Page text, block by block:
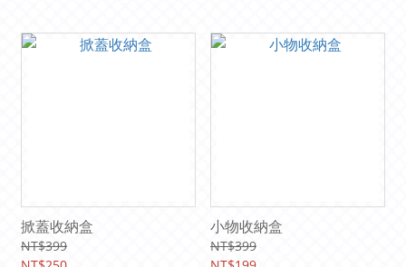
掀蓋收納盒
NT$399
小物收納盒
NT$399